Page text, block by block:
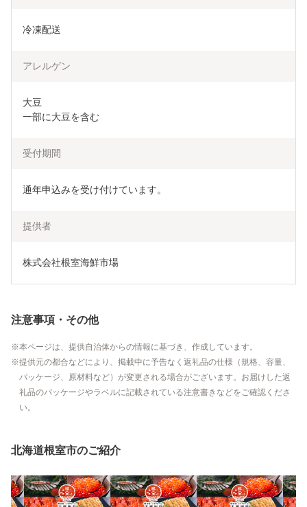
冷凍配送
アレルゲン
大豆
一部に大豆を含む
受付期間
通年申込みを受け付けています。
提供者
株式会社根室海鮮市場
注意事項・その他
本ページは、提供自治体からの情報に基づき、作成しています。
提供元の都合などにより、掲載中に予告なく返礼品の仕様（規格、容量、
パッケージ、原材料など）が変更される場合がございます。お届けした返
礼品のパッケージやラベルに記載されている注意書きなどをご確認くださ
い。
北海道根室市のご紹介